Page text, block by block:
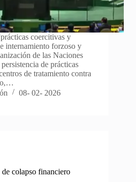
coercitivas y
internamiento forzoso y
de las Naciones
de prácticas
de tratamiento contra
08- 02- 2026
colapso financiero